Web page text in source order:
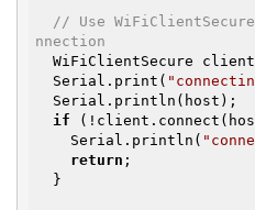
// Use
nnection
  Serial.print(
if
    Serial.println(
return ;